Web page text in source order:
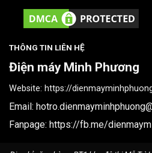
THÔNG TIN LIÊN HỆ
Điện máy Minh Phương
Website: https://
Email:
Fanpage: https://fb.me/